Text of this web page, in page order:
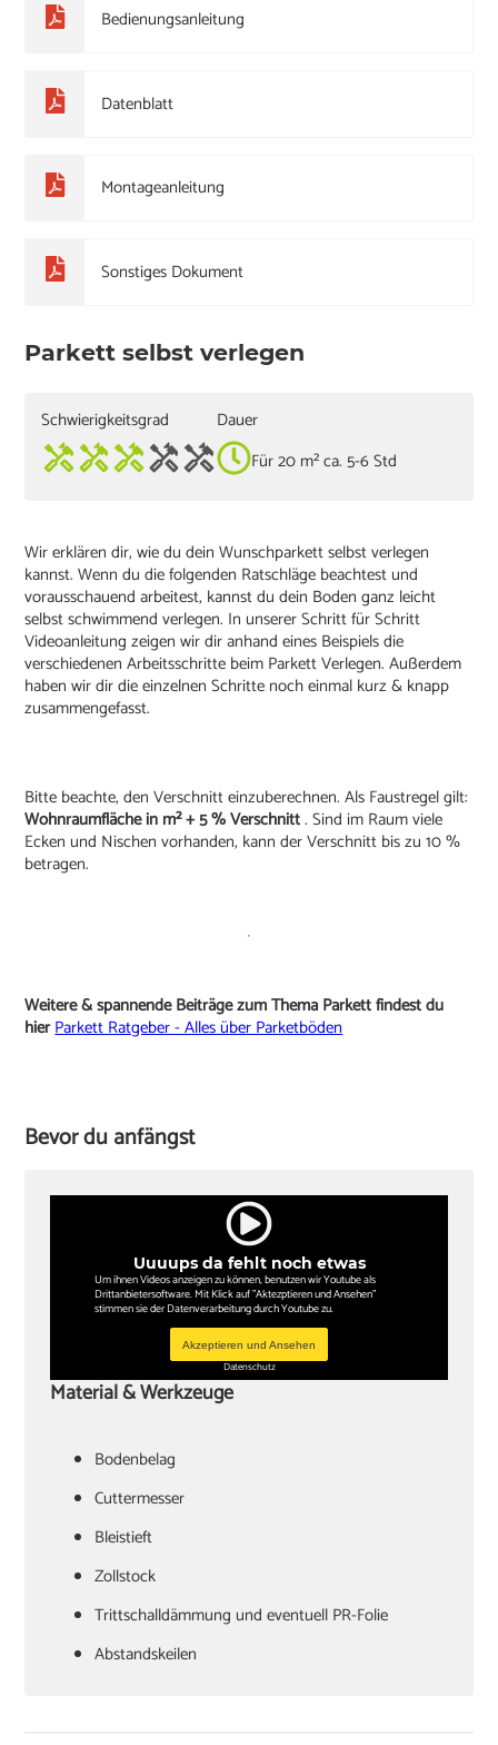
Bedienungsanleitung
Datenblatt
Montageanleitung
Sonstiges Dokument
Parkett selbst verlegen
Schwierigkeitsgrad
Dauer
Für 20 m² ca. 5-6 Std
Wir erklären dir, wie du dein Wunschparkett selbst verlegen
kannst. Wenn du die folgenden Ratschläge beachtest und
vorausschauend arbeitest, kannst du dein Boden ganz leicht
selbst schwimmend verlegen. In unserer Schritt für Schritt
Videoanleitung zeigen wir dir anhand eines Beispiels die
verschiedenen Arbeitsschritte beim Parkett Verlegen. Außerdem
haben wir dir die einzelnen Schritte noch einmal kurz & knapp
zusammengefasst.
Bitte beachte, den Verschnitt einzuberechnen. Als Faustregel gilt:
Wohnraumfläche in m² + 5 % Verschnitt. Sind im Raum viele
Ecken und Nischen vorhanden, kann der Verschnitt bis zu 10 %
betragen.
Weitere & spannende Beiträge zum Thema Parkett findest du
hierParkett Ratgeber - Alles über Parketböden
Bevor du anfängst
Uuuups da fehlt noch etwas
Um ihnen Videos anzeigen zu können, benutzen wir Youtube als
Drittanbietersoftware. Mit Klick auf "Aktezptieren und Ansehen"
stimmen sie der Datenverarbeitung durch Youtube zu.
Akzeptieren und Ansehen
Datenschutz
Material & Werkzeuge
Bodenbelag
Cuttermesser
Bleistieft
Zollstock
Trittschalldämmung und eventuell PR-Folie
Abstandskeilen